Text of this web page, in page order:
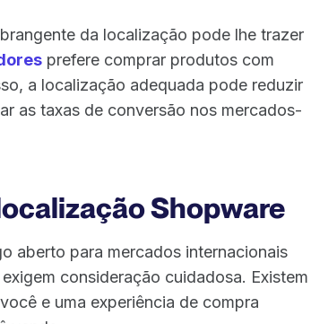
da localização pode lhe trazer
prefere comprar produtos com
a localização adequada pode reduzir
as taxas de conversão nos mercados-
Shopware
aberto para mercados internacionais
consideração cuidadosa. Existem
e uma experiência de compra